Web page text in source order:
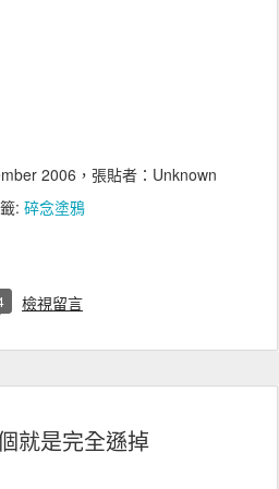
2006 ，張貼者：Unknown
: 碎念塗鴉
檢視留言
就是完全遜掉